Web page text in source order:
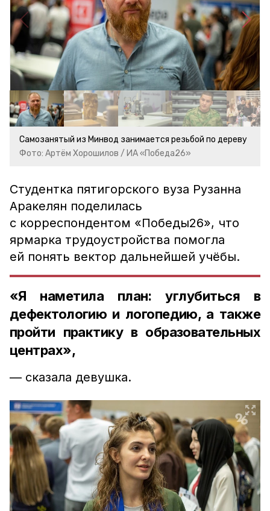
Самозанятый из Минвод занимается резьбой по дереву
Фото: Артём Хорошилов / ИА «Победа26»
Студентка пятигорского вуза Рузанна
Аракелян поделилась
с корреспондентом «Победы26», что
ярмарка трудоустройства помогла
ей понять вектор дальнейшей учёбы.
«Я наметила план: углубиться в
дефектологию и логопедию, а также
пройти практику в образовательных
центрах»,
— сказала девушка.